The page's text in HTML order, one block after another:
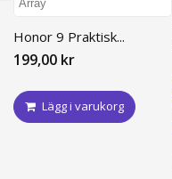
Honor 9 Praktisk...
199,00 kr
Lägg i varukorg